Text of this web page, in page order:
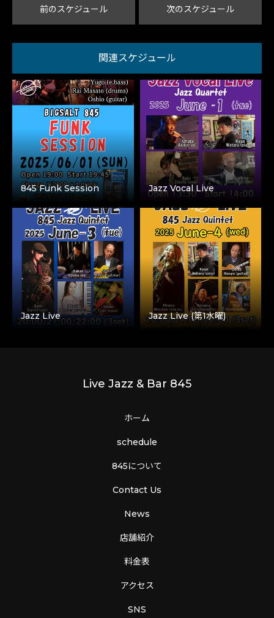
前のスケジュール 次のスケジュール
関連スケジュール
845 Funk Session Jazz Vocal Live
Jazz Live Jazz Live (第1水曜)
Live Jazz & Bar 845
ホーム
schedule
845について
Contact Us
News
店舗紹介
料金表
アクセス
SNS